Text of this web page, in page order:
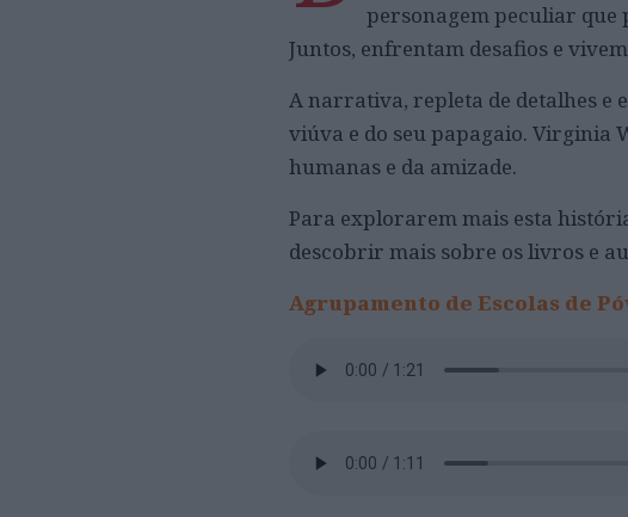
personagem peculiar que
Juntos, enfrentam desafios e
A narrativa, repleta de detalhes e
viúva e do seu papagaio. Virginia
humanas e da amizade.
Para explorarem mais esta
descobrir mais sobre os livros e
Agrupamento de Escolas de